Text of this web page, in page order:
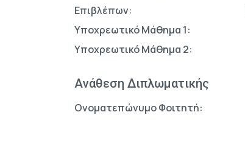
Επιβλέπων:
Υποχρεωτικό Μάθημα 1:
Υποχρεωτικό Μάθημα 2:
Ανάθεση Διπλωματικής
Ονοματεπώνυμο Φοιτητή: